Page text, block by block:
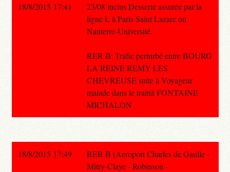
23/08 inclus Desserte assurée par la
ligne L à Paris Saint Lazare ou
Nanterre-Université.
RER B: Trafic perturbé entre BOURG
LA REINE REMY LES
CHEVREUSE suite à Voyageur
malade dans le trainà FONTAINE
MICHALON
18/8/2015 17:41
18/8/2015 17:49
RER B (Aeroport Charles de Gaulle -
Mitry-Claye - Robinson -